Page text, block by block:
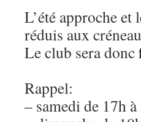
L’été approche
réduis aux
Le club sera donc
Rappel:
– samedi de 17h